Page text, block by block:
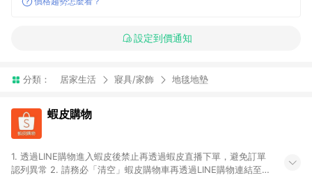
設定到價通知
分類： 居家生活 寢具/家飾 地毯地墊
蝦皮購物
1. 透過LINE購物進入蝦皮後禁止再透過蝦皮直播下單，避免訂單
認列異常 2. 請務必「清空」蝦皮購物車再透過LINE購物連結至蝦